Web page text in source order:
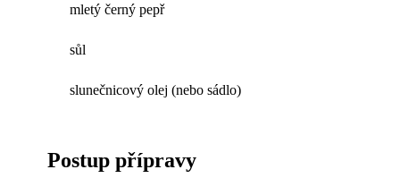
mletý černý pepř
sůl
slunečnicový olej (nebo sádlo)
Postup přípravy